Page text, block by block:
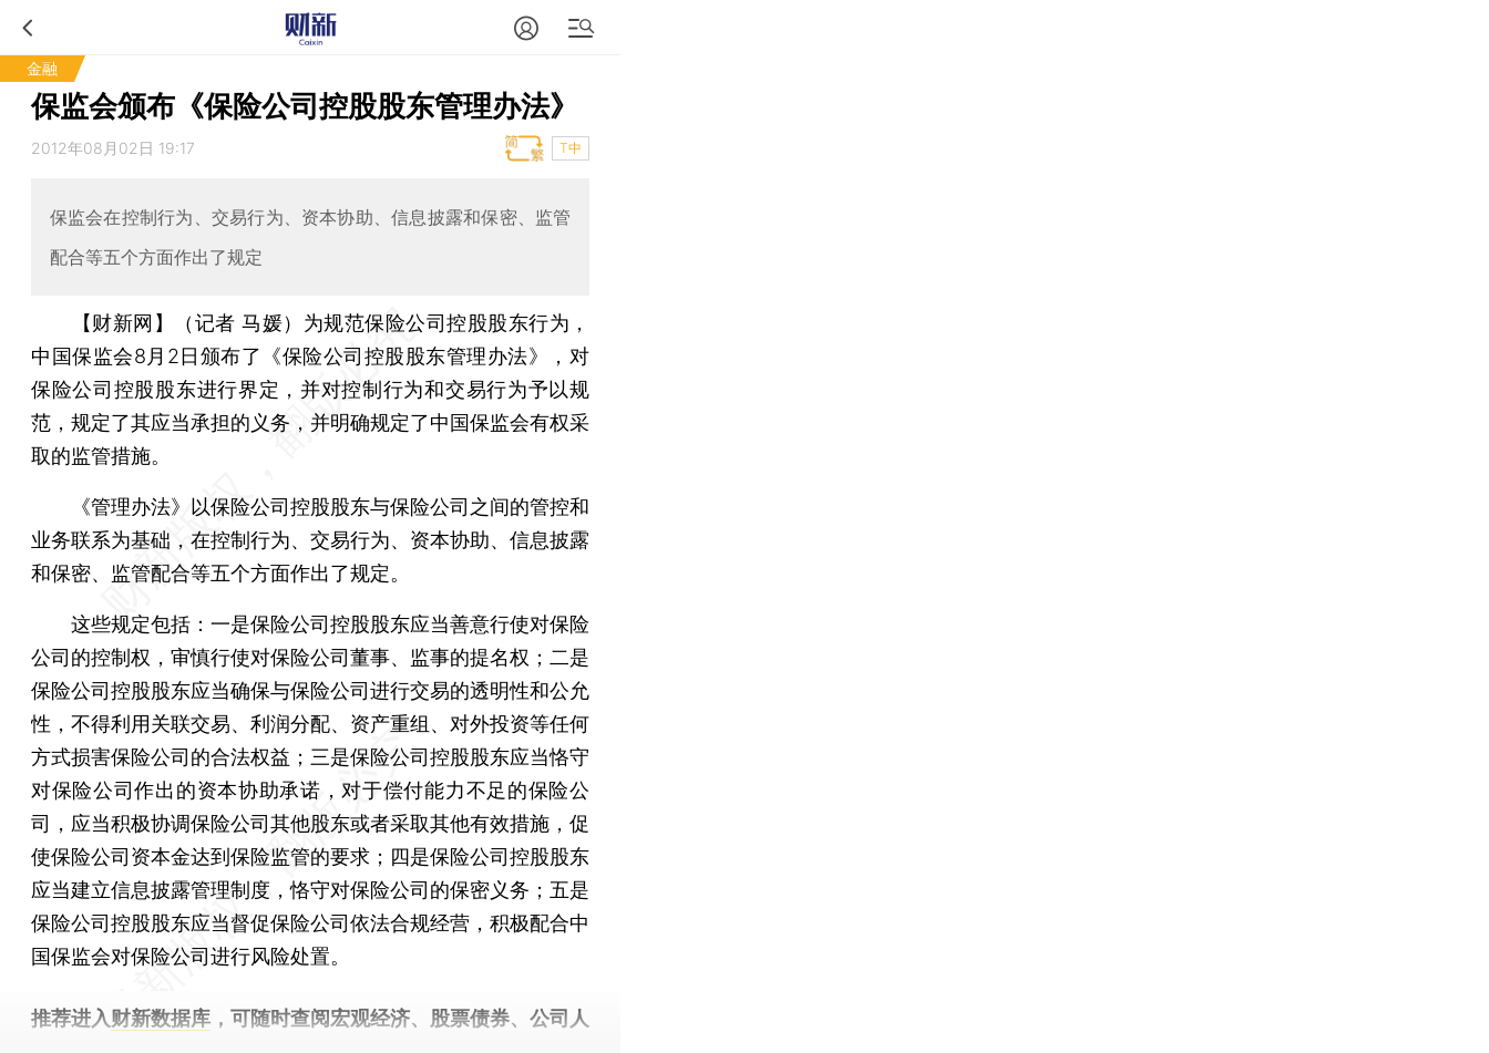
金融
保监会颁布《保险公司控股股东管理办法》
2012年08月02日 19:17 T中
保监会在控制行为、交易行为、资本协助、信息披露和保密、监管
配合等五个方面作出了规定
【财新网】（记者 马媛） 为规范保险公司控股股东行为，
中国保监会8月2日颁布了《保险公司控股股东管理办法》，对
保险公司控股股东进行界定，并对控制行为和交易行为予以规
范，规定了其应当承担的义务，并明确规定了中国保监会有权采
取的监管措施。
《管理办法》以保险公司控股股东与保险公司之间的管控和
业务联系为基础，在控制行为、交易行为、资本协助、信息披露
和保密、监管配合等五个方面作出了规定。
这些规定包括：一是保险公司控股股东应当善意行使对保险
公司的控制权，审慎行使对保险公司董事、监事的提名权；二是
保险公司控股股东应当确保与保险公司进行交易的透明性和公允
性，不得利用关联交易、利润分配、资产重组、对外投资等任何
方式损害保险公司的合法权益；三是保险公司控股股东应当恪守
对保险公司作出的资本协助承诺，对于偿付能力不足的保险公
司，应当积极协调保险公司其他股东或者采取其他有效措施，促
使保险公司资本金达到保险监管的要求；四是保险公司控股股东
应当建立信息披露管理制度，恪守对保险公司的保密义务；五是
保险公司控股股东应当督促保险公司依法合规经营，积极配合中
国保监会对保险公司进行风险处置。
推荐进入财新数据库 ，可随时查阅宏观经济、股票债券、公司人